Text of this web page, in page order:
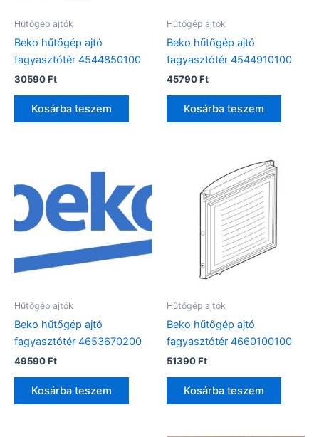
Hűtőgép ajtók
Beko hűtőgép ajtó
fagyasztótér 4544850100
30590Ft
Kosárba teszem
Hűtőgép ajtók
Beko hűtőgép ajtó
fagyasztótér 4544910100
45790Ft
Kosárba teszem
Hűtőgép ajtók
Beko hűtőgép ajtó
fagyasztótér 4653670200
49590Ft
Kosárba teszem
Hűtőgép ajtók
Beko hűtőgép ajtó
fagyasztótér 4660100100
51390Ft
Kosárba teszem